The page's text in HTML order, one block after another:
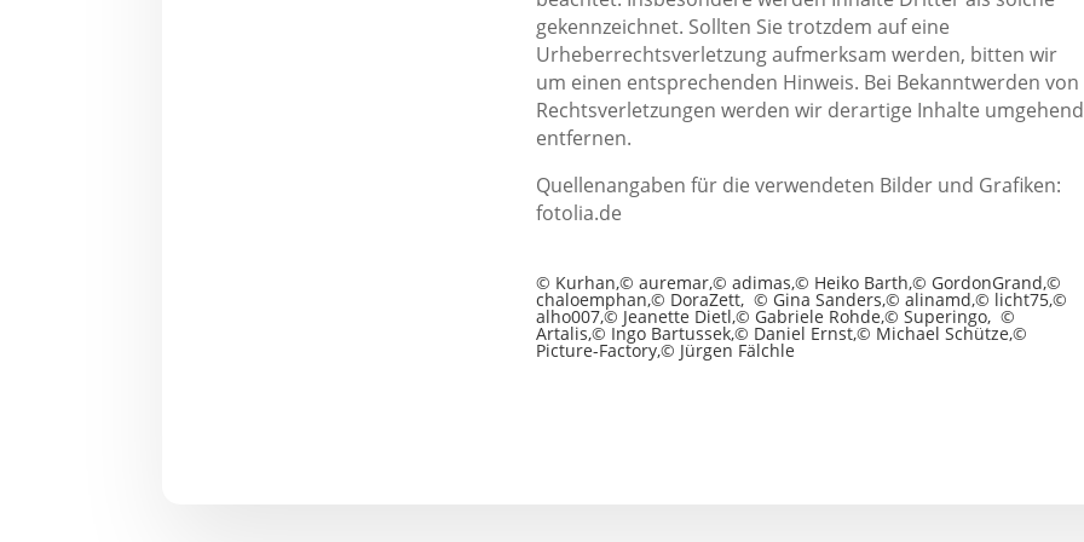
gekennzeichnet. Sollten Sie trotzdem auf eine
Urheberrechtsverletzung aufmerksam werden, bitten wir
um einen entsprechenden Hinweis. Bei Bekanntwerden von
Rechtsverletzungen werden wir derartige Inhalte umgehend
entfernen.
Quellenangaben für die verwendeten Bilder und Grafiken:
fotolia.de
© Kurhan,© auremar,© adimas,© Heiko Barth,© GordonGrand,©
chaloemphan,© DoraZett, © Gina Sanders,© alinamd,© licht75,©
alho007,© Jeanette Dietl,© Gabriele Rohde,© Superingo, ©
Artalis,© Ingo Bartussek,© Daniel Ernst,© Michael Schütze,©
Picture-Factory,© Jürgen Fälchle